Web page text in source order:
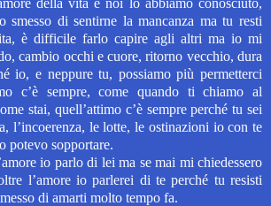
smesso di sentirne la mancanza ma tu resti
è difficile farlo capire agli altri ma io mi
cambio occhi e cuore, ritorno vecchio, dura
io, e neppure tu, possiamo più permetterci
c’è sempre, come quando ti chiamo al
stai, quell’attimo c’è sempre perché tu sei
l’incoerenza, le lotte, le ostinazioni io con te
potevo sopportare.
io parlo di lei ma se mai mi chiedessero
l’amore io parlerei di te perché tu resisti
di amarti molto tempo fa.